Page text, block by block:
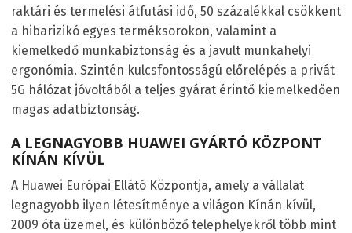
raktári és termelési átfutási idő, 50 százalékkal csökkent
a hibarizikó egyes terméksorokon, valamint a
kiemelkedő munkabiztonság és a javult munkahelyi
ergonómia. Szintén kulcsfontosságú előrelépés a privát
5G hálózat jóvoltából a teljes gyárat érintő kiemelkedően
magas adatbiztonság.
A LEGNAGYOBB HUAWEI GYÁRTÓ KÖZPONT
KÍNÁN KÍVÜL
A Huawei Európai Ellátó Központja, amely a vállalat
legnagyobb ilyen létesítménye a világon Kínán kívül,
2009 óta üzemel, és különböző telephelyekről több mint